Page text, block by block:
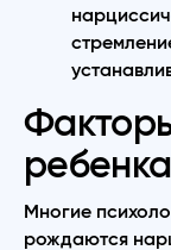
Многие
рождаются